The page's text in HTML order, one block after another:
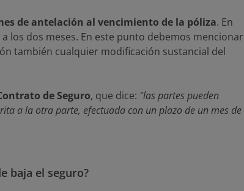
de antelación al vencimiento de la póliza. En
los dos meses. En este punto debemos mencionar
también cualquier modificación sustancial del
de Seguro, que dice: "las partes pueden
a la otra parte, efectuada con un plazo de un mes de
baja el seguro?